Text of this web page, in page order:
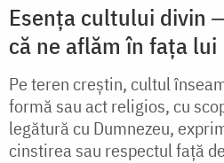
Esența cultului divin
că ne aflăm în fața lui
Pe teren creștin, cultul
formă sau act religios, cu
legătură cu Dumnezeu,
cinstirea sau respectul față